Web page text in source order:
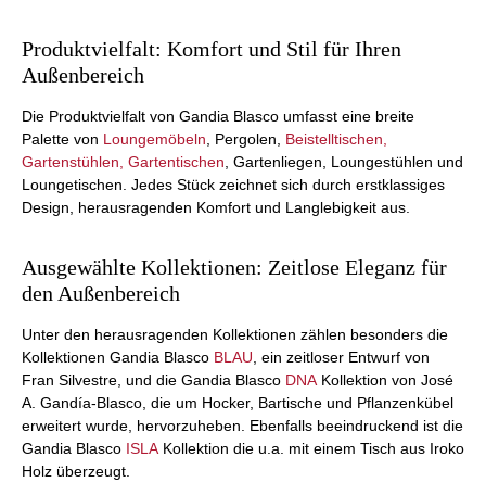
Produktvielfalt: Komfort und Stil für Ihren
Außenbereich
Die Produktvielfalt von Gandia Blasco umfasst eine breite
Palette von Loungemöbeln, Pergolen, Beistelltischen,
Gartenstühlen, Gartentischen, Gartenliegen, Loungestühlen und
Loungetischen. Jedes Stück zeichnet sich durch erstklassiges
Design, herausragenden Komfort und Langlebigkeit aus.
Ausgewählte Kollektionen: Zeitlose Eleganz für
den Außenbereich
Unter den herausragenden Kollektionen zählen besonders die
Kollektionen Gandia Blasco BLAU, ein zeitloser Entwurf von
Fran Silvestre, und die Gandia Blasco DNAKollektion von José
A. Gandía-Blasco, die um Hocker, Bartische und Pflanzenkübel
erweitert wurde, hervorzuheben. Ebenfalls beeindruckend ist die
Gandia Blasco ISLAKollektion die u.a. mit einem Tisch aus Iroko
Holz überzeugt.